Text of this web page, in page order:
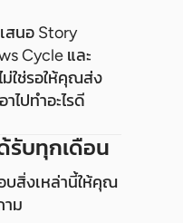
สนอ Story
Cycle และ
ใช่รอให้คุณส่ง
ไปทำอะไรดี
รับทุกเดือน
บสิ่งเหล่านี้ให้คุณ
าม